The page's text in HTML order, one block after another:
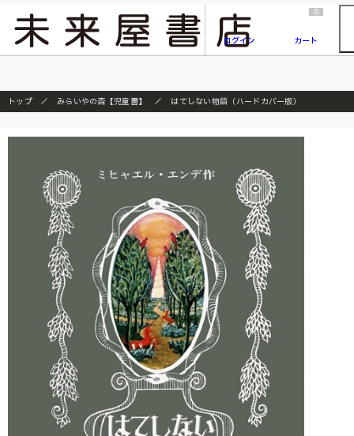
『ONE PIECE magazine 021 ONE PIECEカード付き同梱版』発売延期のご案内
ログイン
0
カート
トップ みらいやの森【児童書】 はてしない物語（ハードカバー版）